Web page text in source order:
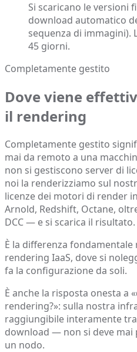
Si scaricano le versioni
download automatico
sequenza di immagini).
45 giorni.
Completamente gestito
Dove viene
il rendering
Completamente gestito
mai da remoto a una
non si gestiscono server di
noi la renderizziamo sul
licenze dei motori di render
Arnold, Redshift, Octane,
DCC — e si scarica il risultato.
È la differenza
rendering IaaS, dove si
fa la configurazione da soli.
È anche la risposta onesta a
rendering?»: sulla nostra
raggiungibile interamente
download — non si deve mai
un nodo.